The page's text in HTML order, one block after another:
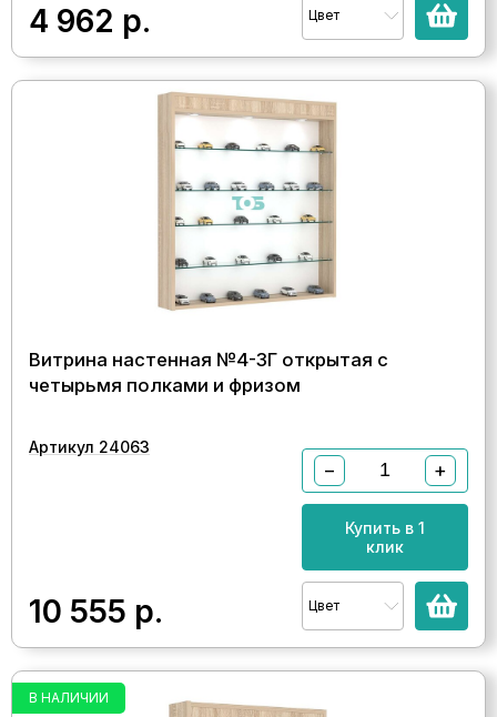
4 962 р. Цвет
Витрина настенная №4-3Г открытая с
четырьмя полками и фризом
Артикул 24063
10 555 р.
− +
Купить в 1
клик
Цвет
В НАЛИЧИИ